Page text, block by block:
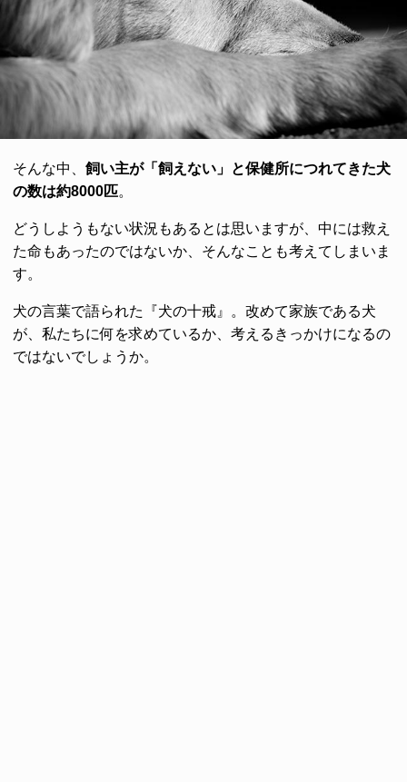
そんな中、 飼い主が「飼えない」と保健所につれてきた犬
の数は約8000匹。
どうしようもない状況もあるとは思いますが、中には救え
た命もあったのではないか、そんなことも考えてしまいま
す。
犬の言葉で語られた『犬の十戒』。改めて家族である犬
が、私たちに何を求めているか、考えるきっかけになるの
ではないでしょうか。